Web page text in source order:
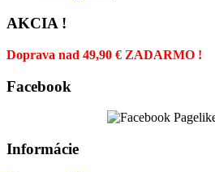
AKCIA !
Doprava nad 49,90 € ZADARMO !
Facebook
Informácie